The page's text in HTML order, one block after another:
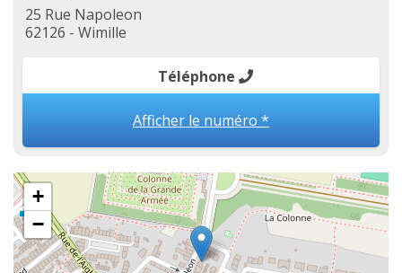
25 Rue Napoleon
62126 - Wimille
Téléphone
Afficher le numéro *
+
−